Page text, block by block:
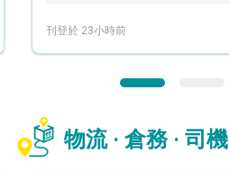
刊登於 23小時前
物流 · 倉務 · 司機